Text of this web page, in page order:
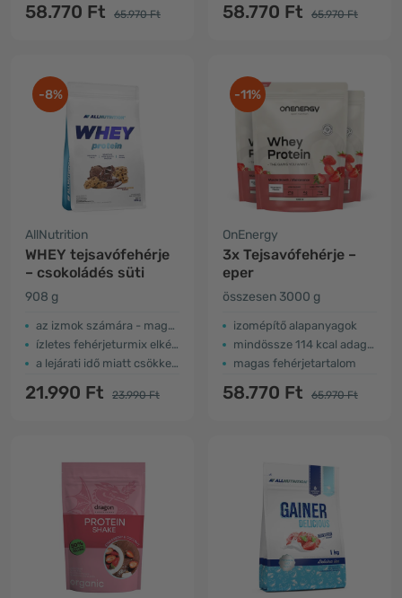
58.770 Ft 65.970 Ft 58.770 Ft 65.970 Ft
-8%
AllNutrition
WHEY tejsavófehérje
– csokoládés süti
908 g
az izmok számára - magas fehérjetartalom
ízletes fehérjeturmix elkészítésére
a lejárati idő miatt csökkent az ár
21.990 Ft 23.990 Ft
-11%
OnEnergy
3x Tejsavófehérje –
eper
összesen 3000 g
izomépítő alapanyagok
mindössze 114 kcal adagonként
magas fehérjetartalom
58.770 Ft 65.970 Ft